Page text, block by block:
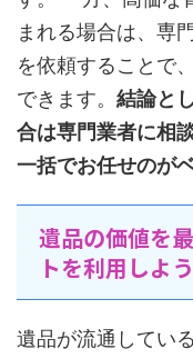
まれる場合は、専
を依頼することで
できます。 結論と
合は専門業者に相
一括でお任せのが
遺品の価値を
トを利用しよう
遺品が流通してい